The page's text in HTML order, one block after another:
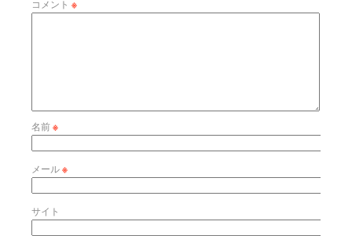
コメント ※
名前※
メール※
サイト